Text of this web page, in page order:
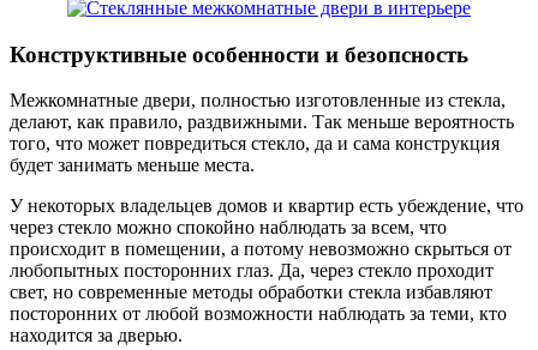
Конструктивные особенности и безопсность
Межкомнатные двери, полностью изготовленные из стекла,
делают, как правило, раздвижными. Так меньше вероятность
того, что может повредиться стекло, да и сама конструкция
будет занимать меньше места.
У некоторых владельцев домов и квартир есть убеждение, что
через стекло можно спокойно наблюдать за всем, что
происходит в помещении, а потому невозможно скрыться от
любопытных посторонних глаз. Да, через стекло проходит
свет, но современные методы обработки стекла избавляют
посторонних от любой возможности наблюдать за теми, кто
находится за дверью.